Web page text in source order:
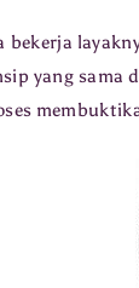
yang sama